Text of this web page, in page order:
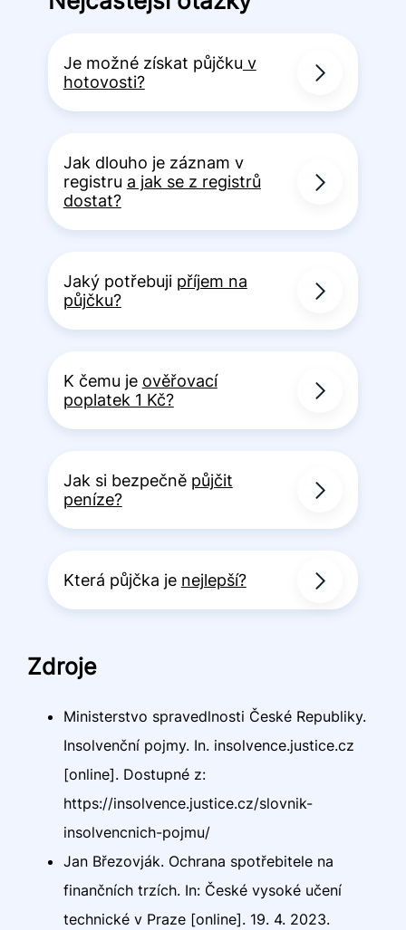
Je možné získat půjčku v
hotovosti?
Jak dlouho je záznam v
registru a jak se z registrů
dostat?
Jaký potřebuji příjem na
půjčku?
K čemu je ověřovací
poplatek 1 Kč?
Jak si bezpečně půjčit
peníze?
Která půjčka je nejlepší?
Zdroje
Ministerstvo spravedlnosti České Republiky.
Insolvenční pojmy. In. insolvence.justice.cz
[online]. Dostupné z:
https://insolvence.justice.cz/slovnik-
insolvencnich-pojmu/
Jan Březovják. Ochrana spotřebitele na
finančních trzích. In: České vysoké učení
technické v Praze [online]. 19. 4. 2023.